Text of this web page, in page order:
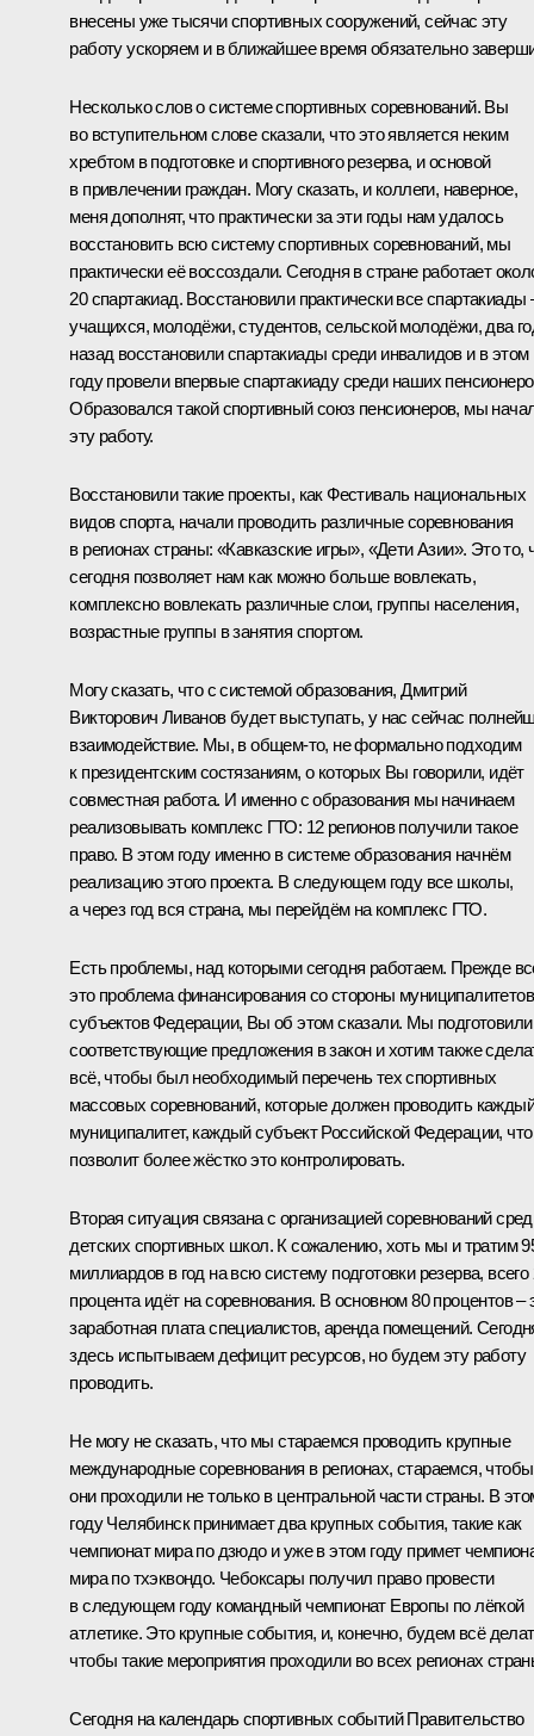
внесены уже тысячи спортивных сооружений, сейчас эту
работу ускоряем и в ближайшее время обязательно
Несколько слов о системе спортивных соревнований. Вы
во вступительном слове сказали, что это является неким
хребтом в подготовке и спортивного резерва, и основой
в привлечении граждан. Могу сказать, и коллеги, наверное,
меня дополнят, что практически за эти годы нам удалось
восстановить всю систему спортивных соревнований, мы
практически её воссоздали. Сегодня в стране работает
20 спартакиад. Восстановили практически все спартакиады
учащихся, молодёжи, студентов, сельской молодёжи, два
назад восстановили спартакиады среди инвалидов и в этом
году провели впервые спартакиаду среди наших
Образовался такой спортивный союз пенсионеров, мы
эту работу.
Восстановили такие проекты, как Фестиваль национальных
видов спорта, начали проводить различные соревнования
в регионах страны: «Кавказские игры», «Дети Азии». Это то,
сегодня позволяет нам как можно больше вовлекать,
комплексно вовлекать различные слои, группы населения,
возрастные группы в занятия спортом.
Могу сказать, что с системой образования, Дмитрий
Викторович Ливанов будет выступать, у нас сейчас
взаимодействие. Мы, в общем‑то, не формально подходим
к президентским состязаниям, о которых Вы говорили, идёт
совместная работа. И именно с образования мы начинаем
реализовывать комплекс ГТО: 12 регионов получили такое
право. В этом году именно в системе образования начнём
реализацию этого проекта. В следующем году все школы,
а через год вся страна, мы перейдём на комплекс ГТО.
Есть проблемы, над которыми сегодня работаем. Прежде
это проблема финансирования со стороны
субъектов Федерации, Вы об этом сказали. Мы подготовили
соответствующие предложения в закон и хотим также
всё, чтобы был необходимый перечень тех спортивных
массовых соревнований, которые должен проводить каждый
муниципалитет, каждый субъект Российской Федерации, что
позволит более жёстко это контролировать.
Вторая ситуация связана с организацией соревнований
детских спортивных школ. К сожалению, хоть мы и тратим
миллиардов в год на всю систему подготовки резерва, всего
процента идёт на соревнования. В основном 80 процентов –
заработная плата специалистов, аренда помещений.
здесь испытываем дефицит ресурсов, но будем эту работу
проводить.
Не могу не сказать, что мы стараемся проводить крупные
международные соревнования в регионах, стараемся, чтобы
они проходили не только в центральной части страны. В
году Челябинск принимает два крупных события, такие как
чемпионат мира по дзюдо и уже в этом году примет
мира по тхэквондо. Чебоксары получил право провести
в следующем году командный чемпионат Европы по лёгкой
атлетике. Это крупные события, и, конечно, будем всё
чтобы такие мероприятия проходили во всех регионах
Сегодня на календарь спортивных событий Правительство